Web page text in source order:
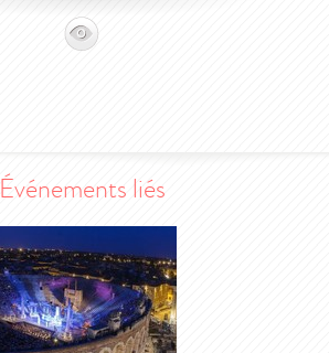
Événements liés